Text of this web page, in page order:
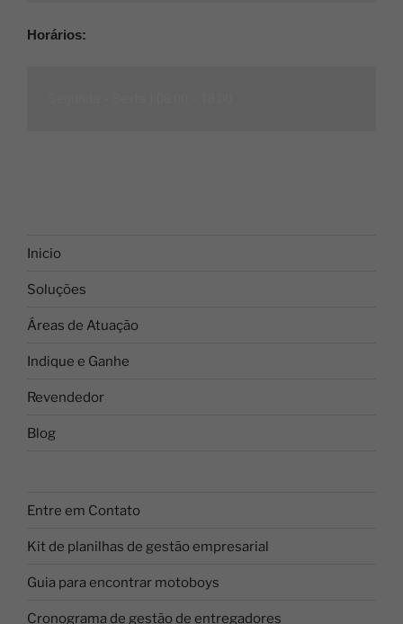
Horários:
Inicio
Soluções
Áreas de Atuação
Indique e Ganhe
Revendedor
Blog
Entre em Contato
Kit de planilhas de gestão empresarial
Guia para encontrar motoboys
Cronograma de gestão de entregadores